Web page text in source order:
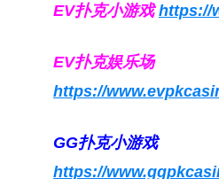
EV扑克小游戏https://
EV扑克娱乐场
https://
GG扑克小游戏
https://